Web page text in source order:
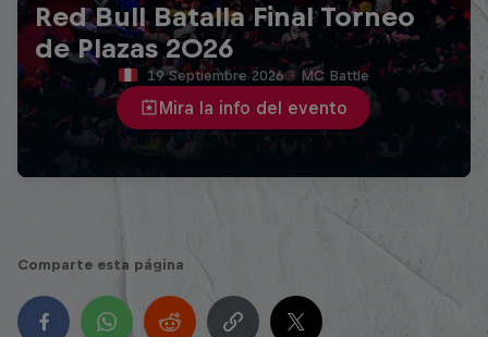
Red Bull Batalla Final Torneo
de Plazas 2026
Mira la info del evento
19 Septiembre 2026 · MC Battle
Comparte esta página